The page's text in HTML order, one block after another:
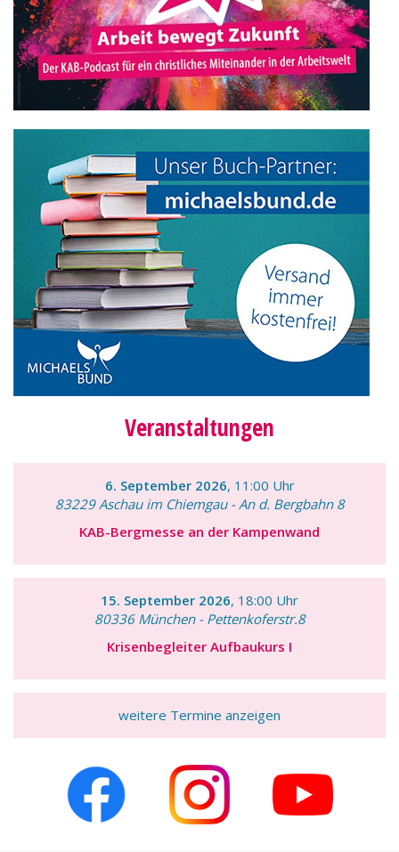
Veranstaltungen
6. September 2026, 11:00 Uhr
83229 Aschau im Chiemgau - An d. Bergbahn 8
KAB-Bergmesse an der Kampenwand
15. September 2026, 18:00 Uhr
80336 München - Pettenkoferstr.8
Krisenbegleiter Aufbaukurs I
weitere Termine anzeigen